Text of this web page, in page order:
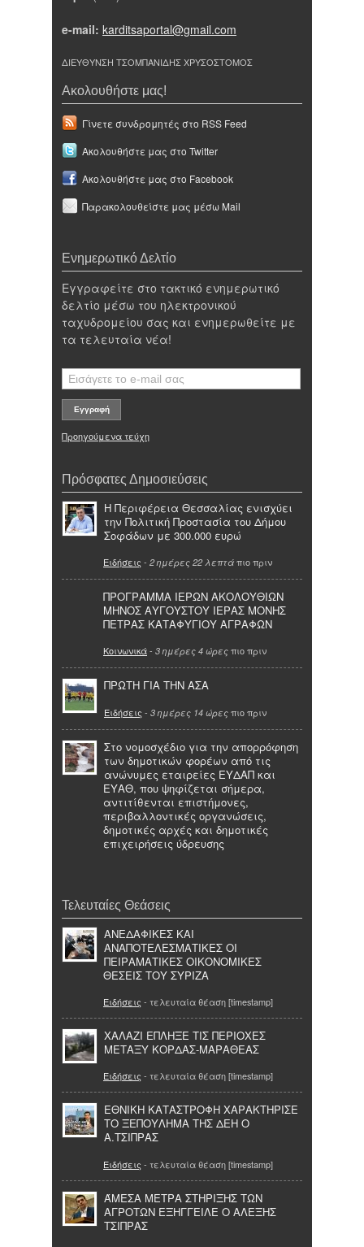
e-mail: karditsaportal@gmail.com
ΔΙΕΥΘΥΝΣΗ ΤΣΟΜΠΑΝΙΔΗΣ ΧΡΥΣΟΣΤΟΜΟΣ
Ακολουθήστε μας!
Γίνετε συνδρομητές στο RSS Feed
Ακολουθήστε μας στο Twitter
Ακολουθήστε μας στο Facebook
Παρακολουθείστε μας μέσω Mail
Ενημερωτικό Δελτίο
Εγγραφείτε στο τακτικό ενημερωτικό
δελτίο μέσω του ηλεκτρονικού
ταχυδρομείου σας και ενημερωθείτε με
τα τελευταία νέα!
Προηγούμενα τεύχη
Πρόσφατες Δημοσιεύσεις
Η Περιφέρεια Θεσσαλίας ενισχύει
την Πολιτική Προστασία του Δήμου
Σοφάδων με 300.000 ευρώ
Ειδήσεις - 2 ημέρες 22 λεπτά πιο πριν
ΠΡΟΓΡΑΜΜΑ ΙΕΡΩΝ ΑΚΟΛΟΥΘΙΩΝ
ΜΗΝΟΣ ΑΥΓΟΥΣΤΟΥ ΙΕΡΑΣ ΜΟΝΗΣ
ΠΕΤΡΑΣ ΚΑΤΑΦΥΓΙΟΥ ΑΓΡΑΦΩΝ
Κοινωνικά- 3 ημέρες 4 ώρες πιο πριν
ΠΡΩΤΗ ΓΙΑ ΤΗΝ ΑΣΑ
Ειδήσεις - 3 ημέρες 14 ώρες πιο πριν
Στο νομοσχέδιο για την απορρόφηση
των δημοτικών φορέων από τις
ανώνυμες εταιρείες ΕΥΔΑΠ και
ΕΥΑΘ, που ψηφίζεται σήμερα,
αντιτίθενται επιστήμονες,
περιβαλλοντικές οργανώσεις,
δημοτικές αρχές και δημοτικές
επιχειρήσεις ύδρευσης
Τελευταίες Θεάσεις
ΑΝΕΔΑΦΙΚΕΣ ΚΑΙ
ΑΝΑΠΟΤΕΛΕΣΜΑΤΙΚΕΣ ΟΙ
ΠΕΙΡΑΜΑΤΙΚΕΣ ΟΙΚΟΝΟΜΙΚΕΣ
ΘΕΣΕΙΣ ΤΟΥ ΣΥΡΙΖΑ
Ειδήσεις - τελευταία θέαση [timestamp]
ΧΑΛΑΖΙ ΕΠΛΗΞΕ ΤΙΣ ΠΕΡΙΟΧΕΣ
ΜΕΤΑΞΥ ΚΟΡΔΑΣ-ΜΑΡΑΘΕΑΣ
Ειδήσεις - τελευταία θέαση [timestamp]
ΕΘΝΙΚΗ ΚΑΤΑΣΤΡΟΦΗ ΧΑΡΑΚΤΗΡΙΣΕ
ΤΟ ΞΕΠΟΥΛΗΜΑ ΤΗΣ ΔΕΗ Ο
Α.ΤΣΙΠΡΑΣ
Ειδήσεις - τελευταία θέαση [timestamp]
ΆΜΕΣΑ ΜΕΤΡΑ ΣΤΗΡΙΞΗΣ ΤΩΝ
ΑΓΡΟΤΩΝ ΕΞΗΓΓΕΙΛΕ Ο ΑΛΕΞΗΣ
ΤΣΙΠΡΑΣ